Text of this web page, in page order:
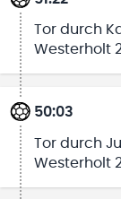
Tor durch
Westerholt
50:03
Tor durch
Westerholt